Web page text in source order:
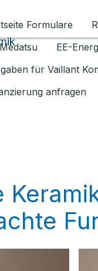
Formulare
EE-
für Vaillant
anfragen